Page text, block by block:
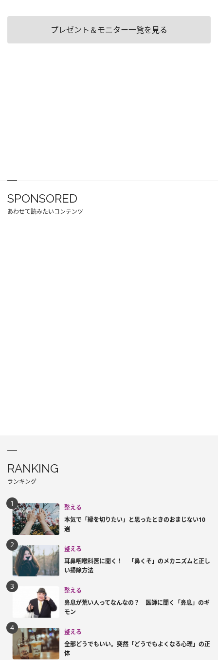
プレゼント＆モニター一覧を見る
SPONSORED
あわせて読みたいコンテンツ
RANKING
ランキング
整える
本気で「縁を切りたい」と思ったときのおまじない10
選
整える
耳鼻咽喉科医に聞く！ 「鼻くそ」のメカニズムと正し
い掃除方法
整える
鼻息が荒い人ってなんなの？ 医師に聞く「鼻息」のギ
モン
整える
全部どうでもいい。突然「どうでもよくなる心理」の正
体